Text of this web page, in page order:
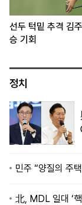
선두 턱밑 추격 김
승 기회
정치
민주 “양질의 주
北, MDL 일대 ‘